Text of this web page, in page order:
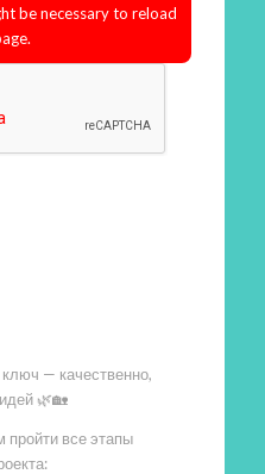
be necessary to reload
— качественно,
🌿🏡
все этапы